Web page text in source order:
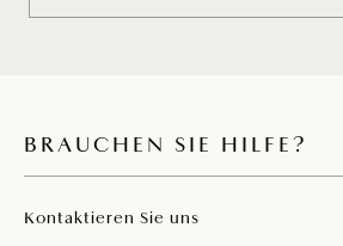
BRAUCHEN SIE HILFE?
Kontaktieren Sie uns